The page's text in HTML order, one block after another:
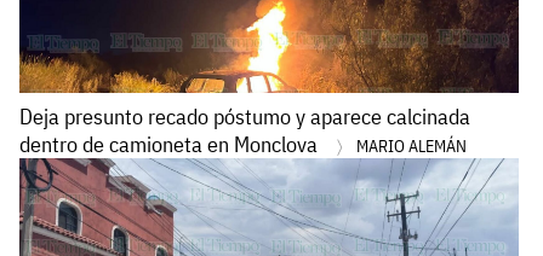
Deja presunto recado póstumo y aparece calcinada
dentro de camioneta en Monclova
MARIO ALEMÁN